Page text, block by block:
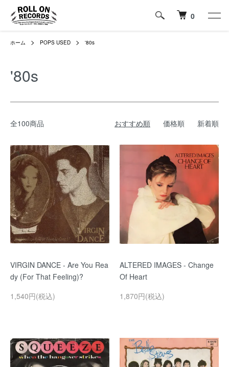
0
ホーム POPS USED '80s
'80s
全100商品 おすすめ順 価格順 新着順
VIRGIN DANCE - Are You Rea
dy (For That Feeling)?
1,540円(税込)
ALTERED IMAGES - Change
Of Heart
1,870円(税込)